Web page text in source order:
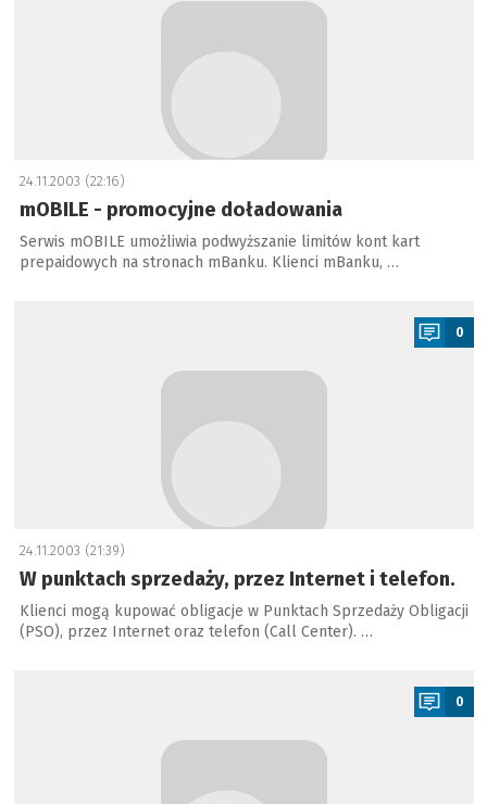
24.11.2003 (22:16)
mOBILE - promocyjne doładowania
Serwis mOBILE umożliwia podwyższanie limitów kont kart
prepaidowych na stronach mBanku. Klienci mBanku, …
0
24.11.2003 (21:39)
W punktach sprzedaży, przez Internet i telefon.
Klienci mogą kupować obligacje w Punktach Sprzedaży Obligacji
(PSO), przez Internet oraz telefon (Call Center). …
0